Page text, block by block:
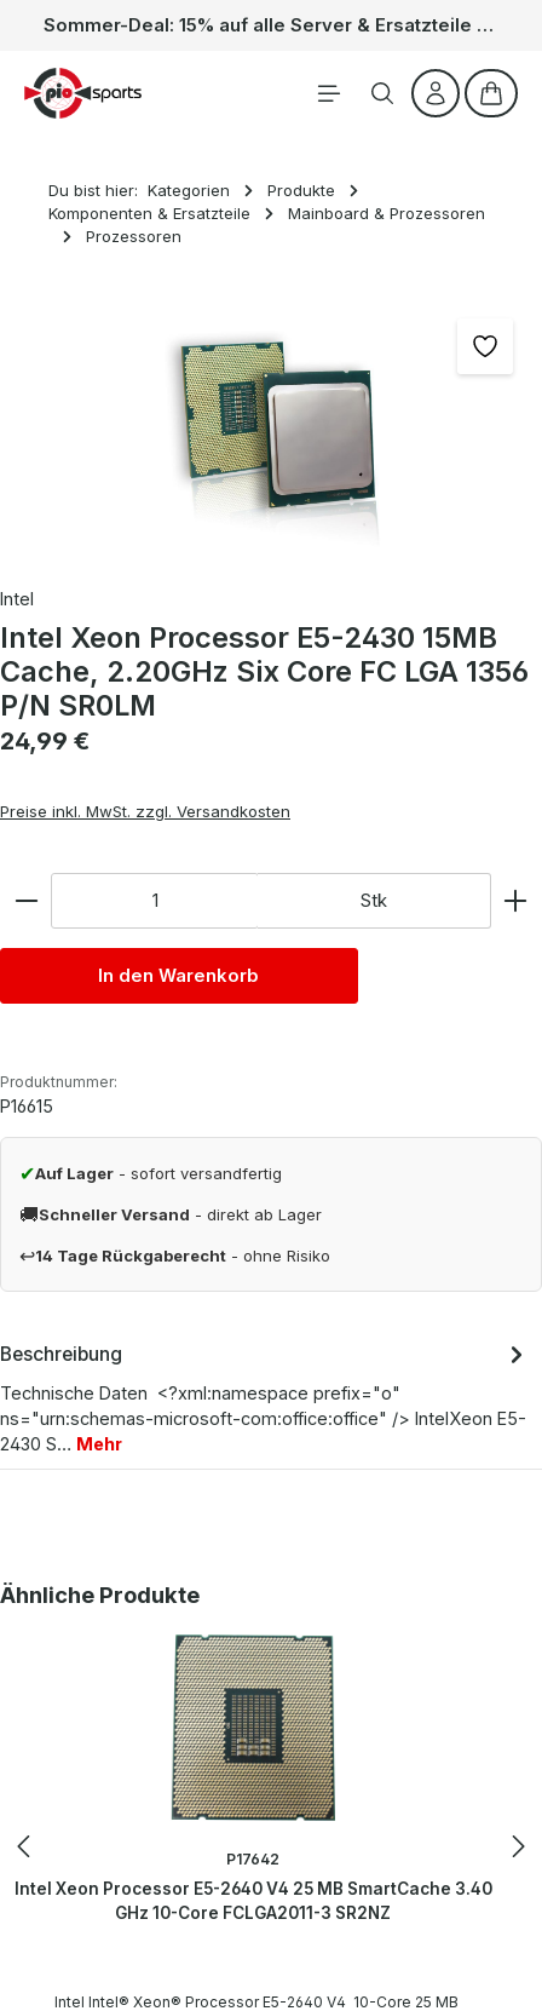
Zum Hauptinhalt springen Sommer-Deal: 15% auf alle Server & Ersatzteile – Kein Code nötig, der Rabatt wird automatisch im Warenkorb abgezogen. Gültig vom 01.06. bis 31.08.
Du bist hier: Kategorien
Produkte
Komponenten & Ersatzteile
Mainboard & Prozessoren
Prozessoren
Intel
Intel Xeon Processor E5-2430 15MB
Cache, 2.20GHz Six Core FC LGA 1356
P/N SR0LM
Regulärer Preis:
24,99 €
Preise inkl. MwSt. zzgl. Versandkosten
Stk
In den Warenkorb
Produktnummer:
P16615
✔Auf Lager - sofort versandfertig
🚚Schneller Versand - direkt ab Lager
↩14 Tage Rückgaberecht - ohne Risiko
Beschreibung
Technische Daten <?xml:namespace prefix="o"
ns="urn:schemas-microsoft-com:office:office" /> IntelXeon E5-
2430 S… Mehr
Produktgalerie überspringen
Ähnliche Produkte
P17642
Intel Xeon Processor E5-2640 V4 25 MB SmartCache 3.40
GHz 10-Core FCLGA2011-3 SR2NZ